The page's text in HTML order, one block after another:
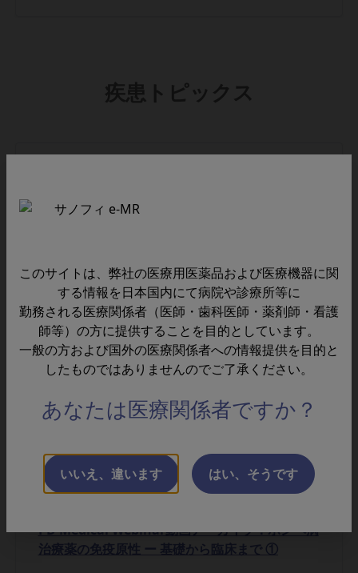
2025/12/19
PD Medical Webinar動画アーカイブ：ポンペ病
治療薬の免疫原性 ー 基礎から臨床まで ①
このサイトは、弊社の医療用医薬品および医療機器に関
する情報を日本国内にて病院や診療所等に
勤務される医療関係者（医師・歯科医師・薬剤師・看護
師等）の方に提供することを目的としています。
一般の方および国外の医療関係者への情報提供を目的と
したものではありませんのでご了承ください。
あなたは医療関係者ですか？
いいえ、違います はい、そうです